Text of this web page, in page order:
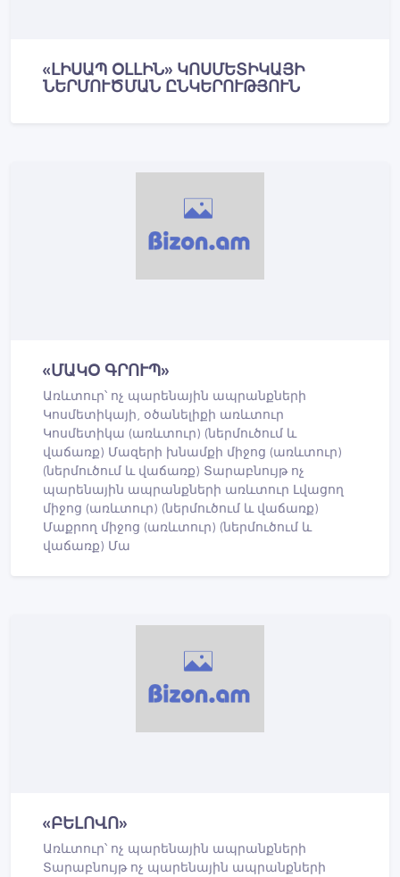
«ԼԻՍԱՊ ՕԼԼԻՆ» ԿՈՍՄԵՏԻԿԱՅԻ
ՆԵՐՄՈՒԾՄԱՆ ԸՆԿԵՐՈՒԹՅՈՒՆ
«ՄԱԿՕ ԳՐՈՒՊ»
Առևտուր՝ ոչ պարենային ապրանքների
Կոսմետիկայի, օծանելիքի առևտուր
Կոսմետիկա (առևտուր) (ներմուծում և
վաճառք) Մազերի խնամքի միջոց (առևտուր)
(ներմուծում և վաճառք) Տարաբնույթ ոչ
պարենային ապրանքների առևտուր Լվացող
միջոց (առևտուր) (ներմուծում և վաճառք)
Մաքրող միջոց (առևտուր) (ներմուծում և
վաճառք) Մա
«ԲԵԼՈՎՈ»
Առևտուր՝ ոչ պարենային ապրանքների
Տարաբնույթ ոչ պարենային ապրանքների